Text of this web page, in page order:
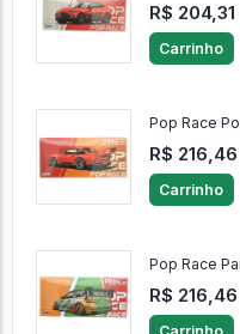
R$ 204,31
Carrinho
Pop Race
R$ 216,46
Carrinho
Pop Race
R$ 216,46
Carrinho